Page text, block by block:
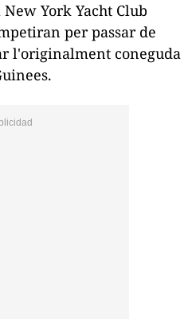
York Yacht Club
per passar de
l'originalment coneguda